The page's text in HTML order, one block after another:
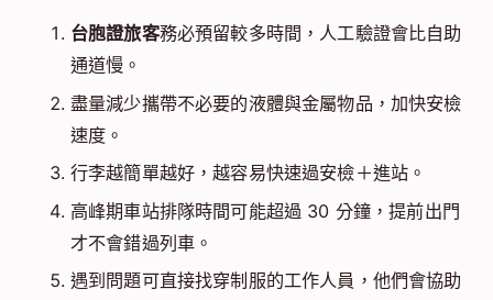
台胞證旅客務必預留較多時間，人工驗證會比自助
通道慢。
盡量減少攜帶不必要的液體與金屬物品，加快安檢
速度。
行李越簡單越好，越容易快速過安檢＋進站。
高峰期車站排隊時間可能超過 30 分鐘，提前出門
才不會錯過列車。
遇到問題可直接找穿制服的工作人員，他們會協助